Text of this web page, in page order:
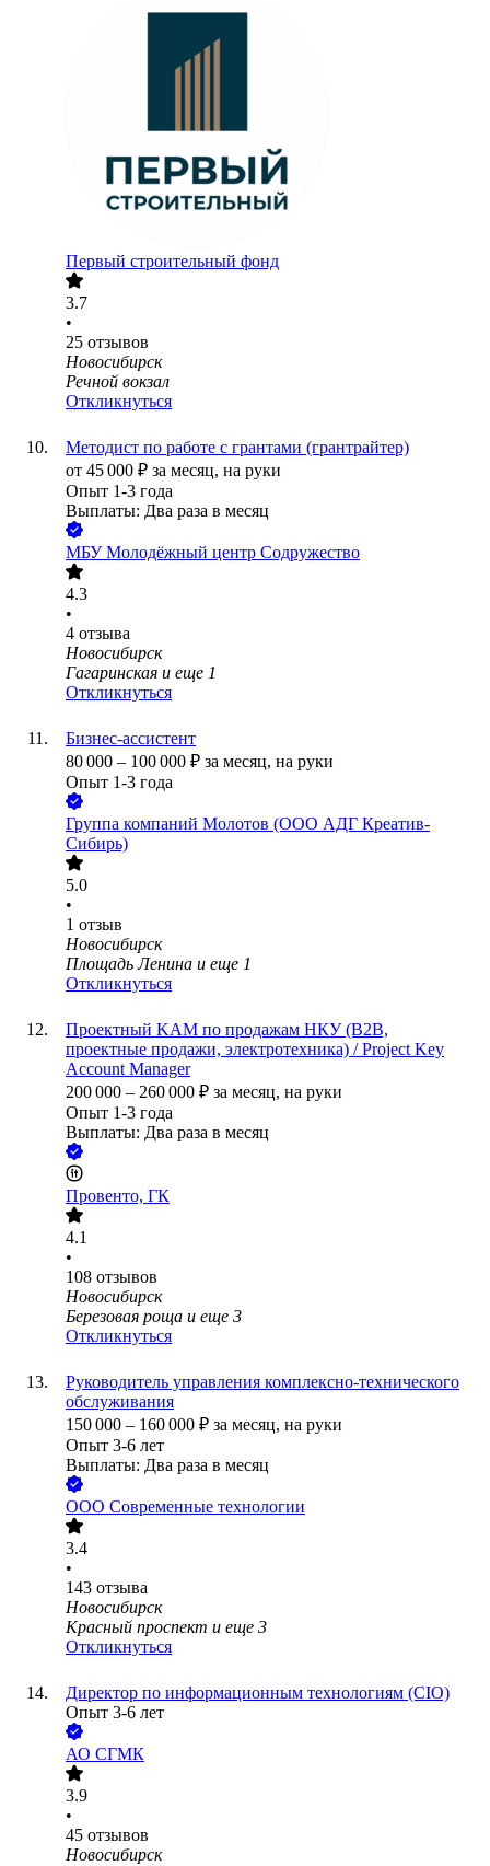
Первый строительный фонд
3.7
•
25 отзывов
Новосибирск
Речной вокзал
Откликнуться
Методист по работе с грантами (грантрайтер)
от 45 000 ₽ за месяц, на руки
Опыт 1-3 года
Выплаты: Два раза в месяц
МБУ Молодёжный центр Содружество
4.3
•
4 отзыва
Новосибирск
Гагаринская и еще 1
Откликнуться
Бизнес-ассистент
80 000 – 100 000 ₽ за месяц, на руки
Опыт 1-3 года
Группа компаний Молотов (ООО АДГ Креатив-
Сибирь)
5.0
•
1 отзыв
Новосибирск
Площадь Ленина и еще 1
Откликнуться
Проектный KAM по продажам НКУ (B2B,
проектные продажи, электротехника) / Project Key
Account Manager
200 000 – 260 000 ₽ за месяц, на руки
Опыт 1-3 года
Выплаты: Два раза в месяц
Провенто, ГК
4.1
•
108 отзывов
Новосибирск
Березовая роща и еще 3
Откликнуться
Руководитель управления комплексно-технического
обслуживания
150 000 – 160 000 ₽ за месяц, на руки
Опыт 3-6 лет
Выплаты: Два раза в месяц
ООО Современные технологии
3.4
•
143 отзыва
Новосибирск
Красный проспект и еще 3
Откликнуться
Директор по информационным технологиям (CIO)
Опыт 3-6 лет
АО СГМК
3.9
•
45 отзывов
Новосибирск